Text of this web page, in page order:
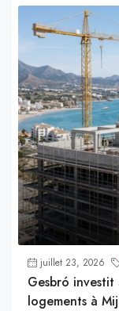
juillet 23, 2026
Gesbró investit
logements à